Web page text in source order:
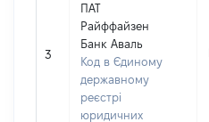
3
ПАТ
Райффайзен
Банк Аваль
Код в Єдиному
державному
реєстрі
юридичних